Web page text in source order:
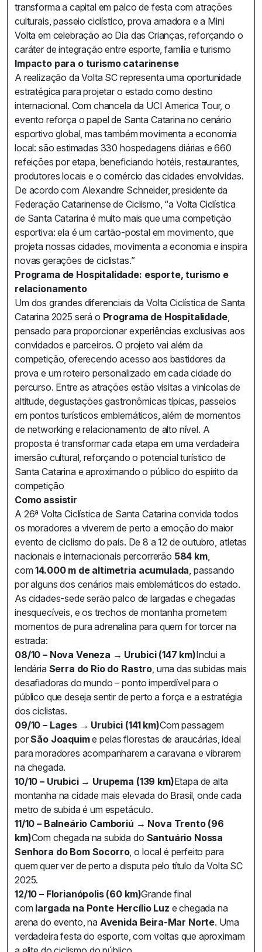
transforma a capital em palco de festa com atrações
culturais, passeio ciclístico, prova amadora e a Mini
Volta em celebração ao Dia das Crianças, reforçando o
caráter de integração entre esporte, família e turismo
Impacto para o turismo catarinense
A realização da Volta SC representa uma oportunidade
estratégica para projetar o estado como destino
internacional. Com chancela da UCI America Tour, o
evento reforça o papel de Santa Catarina no cenário
esportivo global, mas também movimenta a economia
local: são estimadas 330 hospedagens diárias e 660
refeições por etapa, beneficiando hotéis, restaurantes,
produtores locais e o comércio das cidades envolvidas.
De acordo com Alexandre Schneider, presidente da
Federação Catarinense de Ciclismo, “a Volta Ciclística
de Santa Catarina é muito mais que uma competição
esportiva: ela é um cartão-postal em movimento, que
projeta nossas cidades, movimenta a economia e inspira
novas gerações de ciclistas.”
Programa de Hospitalidade: esporte, turismo e
relacionamento
Um dos grandes diferenciais da Volta Ciclística de Santa
Catarina 2025 será o Programa de Hospitalidade,
pensado para proporcionar experiências exclusivas aos
convidados e parceiros. O projeto vai além da
competição, oferecendo acesso aos bastidores da
prova e um roteiro personalizado em cada cidade do
percurso. Entre as atrações estão visitas a vinícolas de
altitude, degustações gastronômicas típicas, passeios
em pontos turísticos emblemáticos, além de momentos
de networking e relacionamento de alto nível. A
proposta é transformar cada etapa em uma verdadeira
imersão cultural, reforçando o potencial turístico de
Santa Catarina e aproximando o público do espírito da
competição
Como assistir
A 26ª Volta Ciclística de Santa Catarina convida todos
os moradores a viverem de perto a emoção do maior
evento de ciclismo do país. De 8 a 12 de outubro, atletas
nacionais e internacionais percorrerão 584 km,
com14.000 m de altimetria acumulada , passando
por alguns dos cenários mais emblemáticos do estado.
As cidades-sede serão palco de largadas e chegadas
inesquecíveis, e os trechos de montanha prometem
momentos de pura adrenalina para quem for torcer na
estrada:
08/10 – Nova Veneza → Urubici (147 km)Inclui a
lendária Serra do Rio do Rastro , uma das subidas mais
desafiadoras do mundo – ponto imperdível para o
público que deseja sentir de perto a força e a estratégia
dos ciclistas.
09/10 – Lages → Urubici (141 km)Com passagem
porSão Joaquime pelas florestas de araucárias, ideal
para moradores acompanharem a caravana e vibrarem
na chegada.
10/10 – Urubici → Urupema (139 km)Etapa de alta
montanha na cidade mais elevada do Brasil, onde cada
metro de subida é um espetáculo.
11/10 – Balneário Camboriú → Nova Trento (96
km)Com chegada na subida do Santuário Nossa
Senhora do Bom Socorro, o local é perfeito para
quem quer ver de perto a disputa pelo título da Volta SC
2025.
12/10 – Florianópolis (60 km)Grande final
com largada na Ponte Hercílio Luz e chegada na
arena do evento, na Avenida Beira-Mar Norte. Uma
verdadeira festa do esporte, com voltas que aproximam